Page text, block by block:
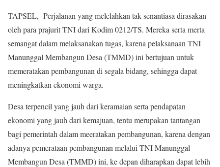
TAPSEL,- Perjalanan yang melelahkan tak senantiasa dirasakan
oleh para prajurit TNI dari Kodim 0212/TS. Mereka serta merta
semangat dalam melaksanakan tugas, karena pelaksanaan TNI
Manunggal Membangun Desa (TMMD) ini bertujuan untuk
memeratakan pembangunan di segala bidang, sehingga dapat
meningkatkan ekonomi warga.
Desa terpencil yang jauh dari keramaian serta pendapatan
ekonomi yang jauh dari kemajuan, tentu merupakan tantangan
bagi pemerintah dalam meeratakan pembangunan, karena dengan
adanya pemerataan pembangunan melalui TNI Manunggal
Membangun Desa (TMMD) ini, ke depan diharapkan dapat lebih